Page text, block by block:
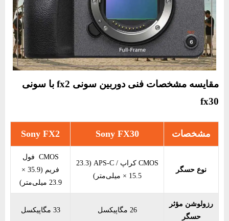
مقایسه مشخصات فنی دوربین سونی fx2 با سونی
fx30
مشخصات Sony FX30
Sony FX2
نوع حسگر
CMOS کراپ / APS-C (23.3
× 15.5 میلی‌متر)
CMOS فول‌
فریم (35.9 ×
23.9 میلی‌متر)
رزولوشن مؤثر
حسگر
26 مگاپیکسل 33 مگاپیکسل